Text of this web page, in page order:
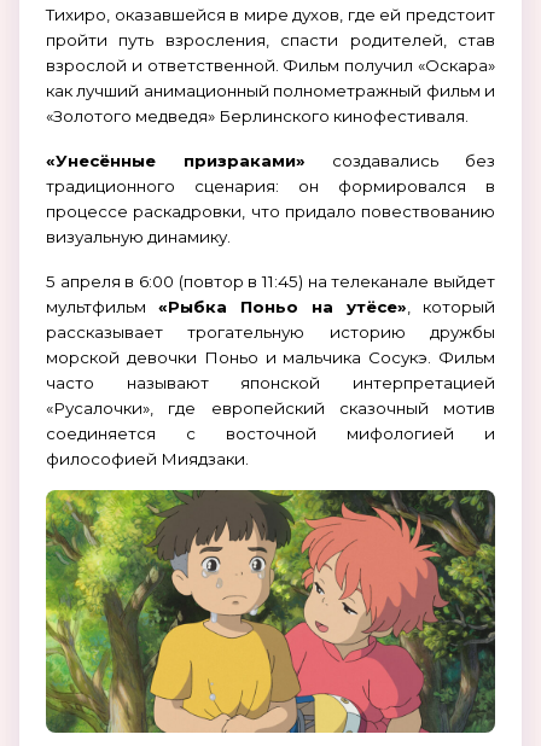
Тихиро, оказавшейся в мире духов, где ей предстоит
пройти путь взросления, спасти родителей, став
взрослой и ответственной. Фильм получил «Оскара»
как лучший анимационный полнометражный фильм и
«Золотого медведя» Берлинского кинофестиваля.
«Унесённые призраками» создавались без
традиционного сценария: он формировался в
процессе раскадровки, что придало повествованию
визуальную динамику.
5 апреля в 6:00 (повтор в 11:45) на телеканале выйдет
мультфильм «Рыбка Поньо на утёсе» , который
рассказывает трогательную историю дружбы
морской девочки Поньо и мальчика Сосукэ. Фильм
часто называют японской интерпретацией
«Русалочки», где европейский сказочный мотив
соединяется с восточной мифологией и
философией Миядзаки.